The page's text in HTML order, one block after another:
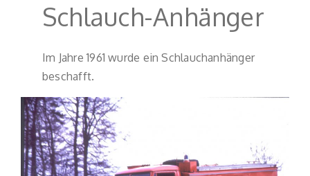
Schlauch-Anhänger
Im Jahre 1961 wurde ein Schlauchanhänger
beschafft.